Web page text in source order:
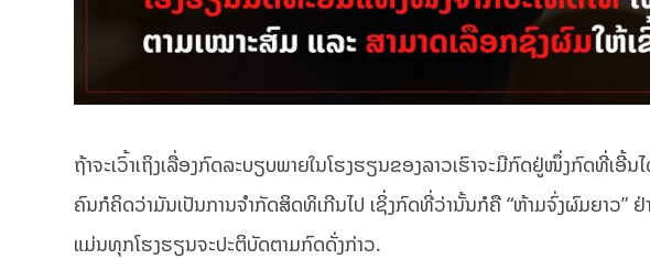
ຖ້າຈະເວົ້າເຖິງເລື່ອງກົດລະບຽບພາຍໃນໂຮງຮຽນຂອງລາວເຮົາຈະມີກົດຢູ່ໜຶ່ງກົດທີ່ເອີ້
ຄົນກໍຄິດວ່າມັນເປັນການຈໍາກັດສິດທິເກີນໄປ ເຊິ່ງກົດທີ່ວ່ານັ້ນກໍຄື “ຫ້າມຈົ່ງຜົມຍາວ”
ແມ່ນທຸກໂຮງຮຽນຈະປະຕິບັດຕາມກົດດັ່ງກ່າວ.